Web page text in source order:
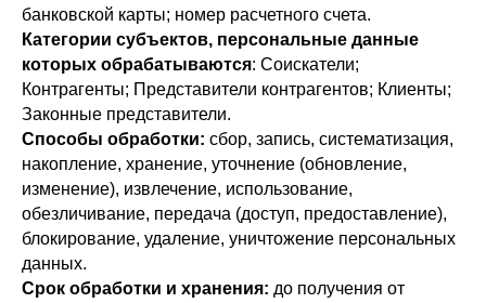
банковской карты; номер расчетного счета.
Категории субъектов, персональные данные
которых обрабатываются: Соискатели;
Контрагенты; Представители контрагентов; Клиенты;
Законные представители.
Способы обработки: сбор, запись, систематизация,
накопление, хранение, уточнение (обновление,
изменение), извлечение, использование,
обезличивание, передача (доступ, предоставление),
блокирование, удаление, уничтожение персональных
данных.
Срок обработки и хранения: до получения от